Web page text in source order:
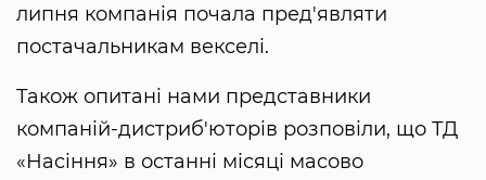
липня компанія почала пред'являти
постачальникам векселі.
Також опитані нами представники
компаній-дистриб'юторів розповіли, що ТД
«Насіння» в останні місяці масово